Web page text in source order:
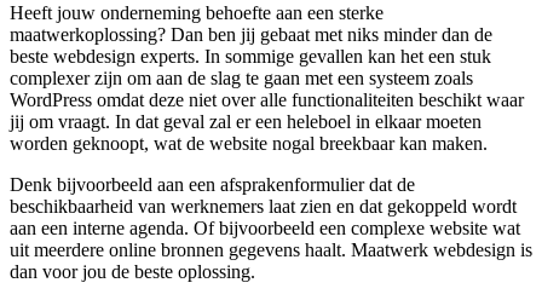
Heeft jouw onderneming behoefte aan een sterke
maatwerkoplossing? Dan ben jij gebaat met niks minder dan de
beste webdesign experts. In sommige gevallen kan het een stuk
complexer zijn om aan de slag te gaan met een systeem zoals
WordPress omdat deze niet over alle functionaliteiten beschikt waar
jij om vraagt. In dat geval zal er een heleboel in elkaar moeten
worden geknoopt, wat de website nogal breekbaar kan maken.
Denk bijvoorbeeld aan een afsprakenformulier dat de
beschikbaarheid van werknemers laat zien en dat gekoppeld wordt
aan een interne agenda. Of bijvoorbeeld een complexe website wat
uit meerdere online bronnen gegevens haalt. Maatwerk webdesign is
dan voor jou de beste oplossing.